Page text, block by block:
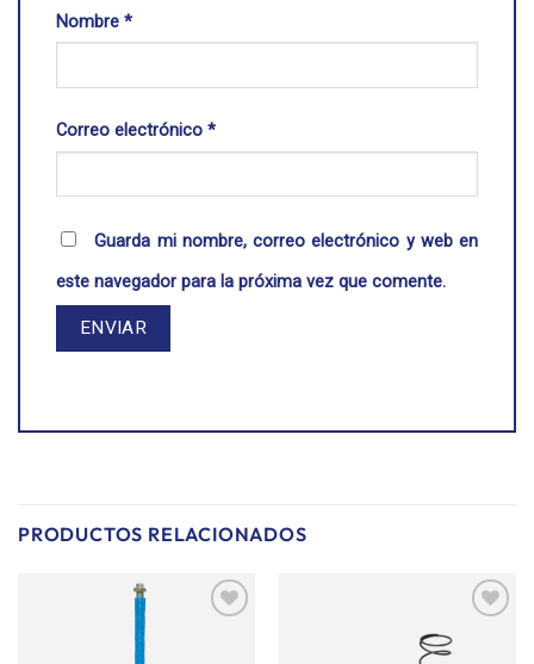
Nombre *
Correo electrónico *
Guarda mi nombre, correo electrónico y web en
este navegador para la próxima vez que comente.
PRODUCTOS RELACIONADOS